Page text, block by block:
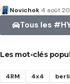
Novichok 4 août
Tous les
Les mot-clés
4RM 4x4